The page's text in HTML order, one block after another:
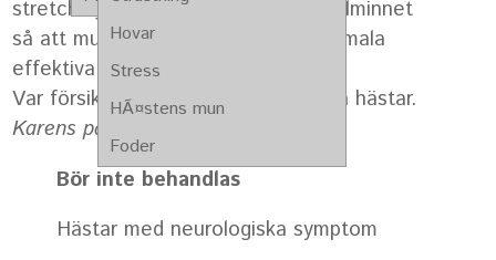
Hovar
Stress
HÃ¤stens mun
Foder
stretching kan man skola om muskelminnet
så att muskeln kommer ihåg sin normala
effektiva längd.
Var försiktig med att stretcha gamla hästar.
Karens på tävlingsdag.
Bör inte behandlas
Hästar med neurologiska symptom